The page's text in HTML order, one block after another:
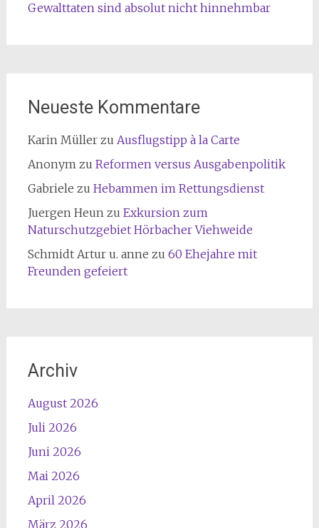
Gewalttaten sind absolut nicht hinnehmbar
Neueste Kommentare
Karin Müllerzu Ausflugstipp à la Carte
Anonymzu Reformen versus Ausgabenpolitik
Gabriele zu Hebammen im Rettungsdienst
Juergen Heunzu Exkursion zum
Naturschutzgebiet Hörbacher Viehweide
Schmidt Artur u. anne zu 60 Ehejahre mit
Freunden gefeiert
Archiv
August 2026
Juli 2026
Juni 2026
Mai 2026
April 2026
März 2026